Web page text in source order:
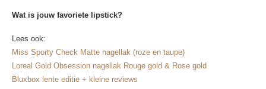
Wat is jouw favoriete lipstick?
Lees ook:
Miss Sporty Check Matte nagellak (roze en taupe)
Loreal Gold Obsession nagellak Rouge gold & Rose gold
Bluxbox lente editie + kleine reviews